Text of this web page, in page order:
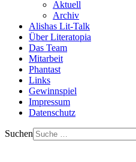
Aktuell
Archiv
Alishas Lit-Talk
Über Literatopia
Das Team
Mitarbeit
Phantast
Links
Gewinnspiel
Impressum
Datenschutz
Suchen